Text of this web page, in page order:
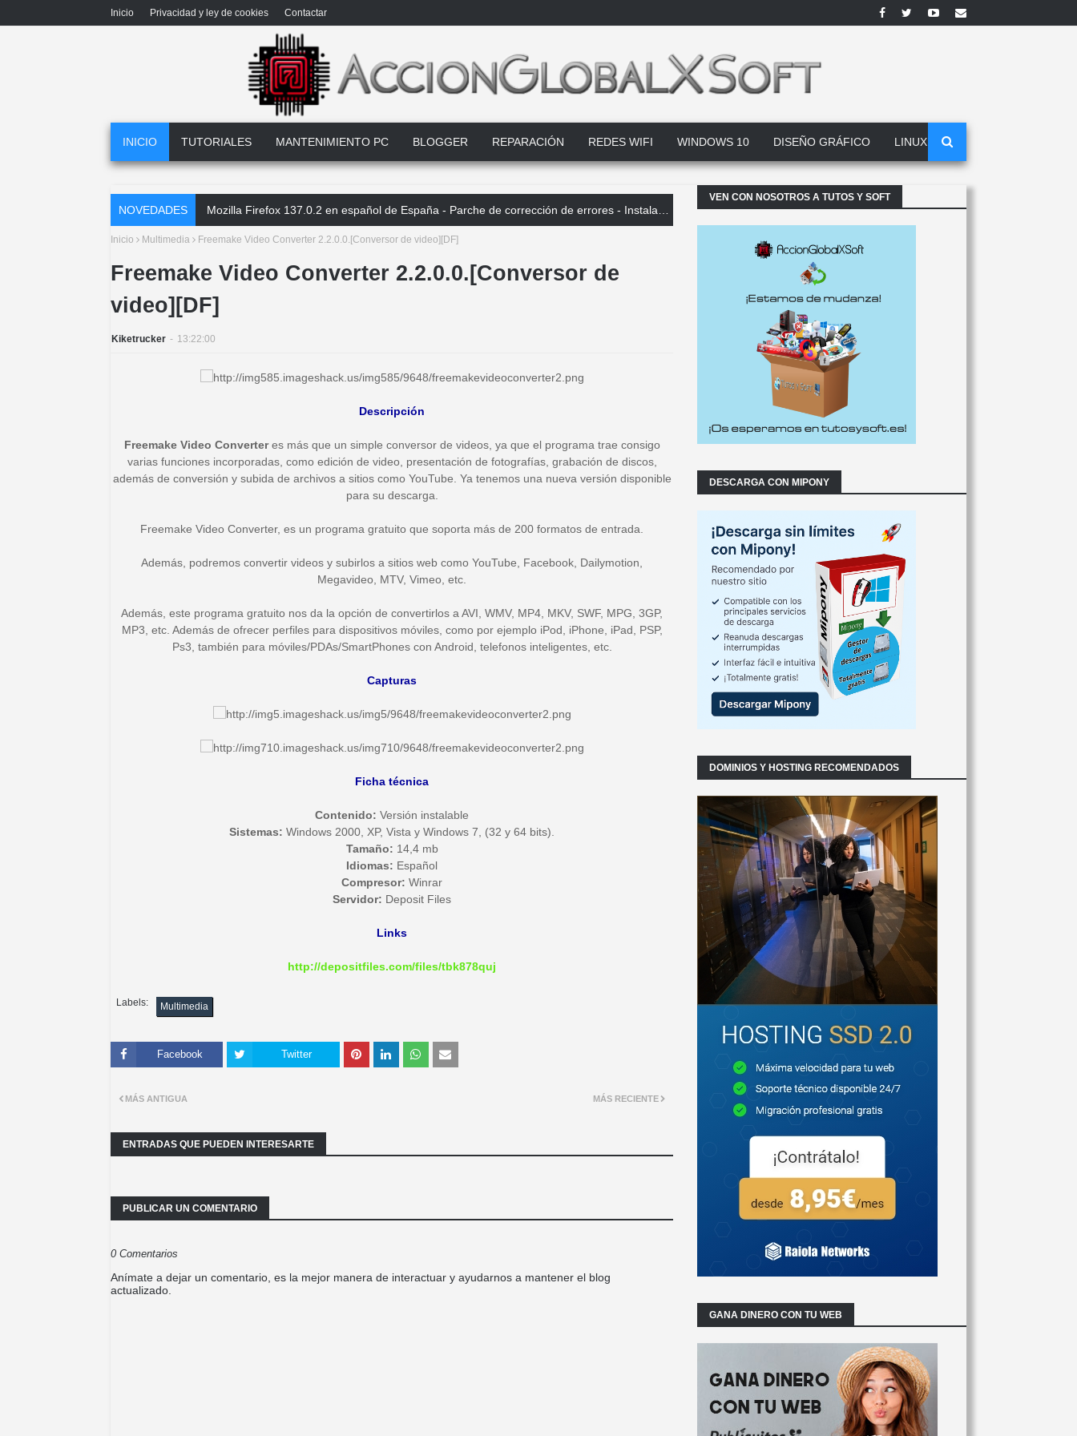
Inicio Privacidad y ley de cookies Contactar
INICIO TUTORIALES MANTENIMIENTO PC BLOGGER REPARACIÓN REDES WIFI WINDOWS 10 DISEÑO GRÁFICO LINUX
NOVEDADES Mozilla Firefox 137.0.2 en español de España - Parche de corrección de errores - Instaladores offline
Inicio Multimedia Freemake Video Converter 2.2.0.0.[Conversor de video][DF]
Freemake Video Converter 2.2.0.0.[Conversor de
video][DF]
Kiketrucker - 13:22:00
Descripción
Freemake Video Converteres más que un simple conversor de videos, ya que el programa trae consigo
varias funciones incorporadas, como edición de video, presentación de fotografías, grabación de discos,
además de conversión y subida de archivos a sitios como YouTube. Ya tenemos una nueva versión disponible
para su descarga.
Freemake Video Converter, es un programa gratuito que soporta más de 200 formatos de entrada.
Además, podremos convertir videos y subirlos a sitios web como YouTube, Facebook, Dailymotion,
Megavideo, MTV, Vimeo, etc.
Además, este programa gratuito nos da la opción de convertirlos a AVI, WMV, MP4, MKV, SWF, MPG, 3GP,
MP3, etc. Además de ofrecer perfiles para dispositivos móviles, como por ejemplo iPod, iPhone, iPad, PSP,
Ps3, también para móviles/PDAs/SmartPhones con Android, telefonos inteligentes, etc.
Capturas
Ficha técnica
Contenido: Versión instalable
Sistemas: Windows 2000, XP, Vista y Windows 7, (32 y 64 bits).
Tamaño: 14,4 mb
Idiomas: Español
Compresor: Winrar
Servidor: Deposit Files
Links
http://depositfiles.com/files/tbk878quj
Labels: Multimedia
Facebook Twitter
MÁS RECIENTE
MÁS ANTIGUA
ENTRADAS QUE PUEDEN INTERESARTE
PUBLICAR UN COMENTARIO
0 Comentarios
Anímate a dejar un comentario, es la mejor manera de interactuar y ayudarnos a mantener el blog
actualizado.
VEN CON NOSOTROS A TUTOS Y SOFT
DESCARGA CON MIPONY
DOMINIOS Y HOSTING RECOMENDADOS
GANA DINERO CON TU WEB